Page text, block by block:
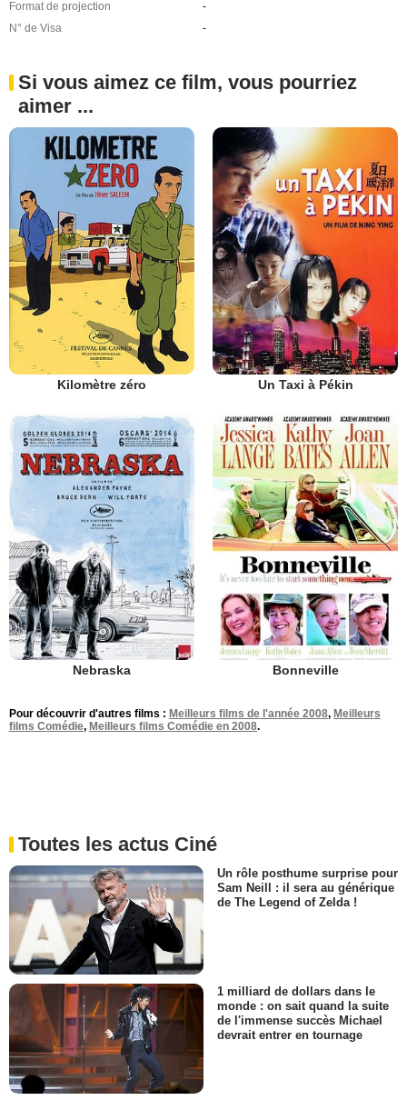
Format de projection
-
N° de Visa
-
Si vous aimez ce film, vous pourriez
aimer ...
Kilomètre zéro Un Taxi à Pékin
Nebraska Bonneville
Pour découvrir d'autres films : Meilleurs films de l'année 2008, Meilleurs
films Comédie, Meilleurs films Comédie en 2008.
Toutes les actus Ciné
Un rôle posthume surprise pour
Sam Neill : il sera au générique
de The Legend of Zelda !
1 milliard de dollars dans le
monde : on sait quand la suite
de l'immense succès Michael
devrait entrer en tournage